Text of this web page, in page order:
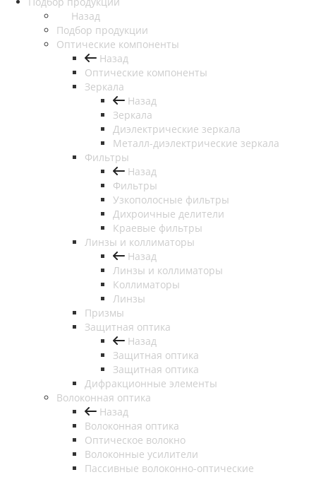
Назад
Подбор продукции
Оптические компоненты
Назад
Оптические компоненты
Зеркала
Назад
Зеркала
Диэлектрические зеркала
Металл-диэлектрические зеркала
Фильтры
Назад
Фильтры
Узкополосные фильтры
Дихроичные делители
Краевые фильтры
Линзы и коллиматоры
Назад
Линзы и коллиматоры
Коллиматоры
Линзы
Призмы
Защитная оптика
Назад
Защитная оптика
Защитная оптика
Дифракционные элементы
Волоконная оптика
Назад
Волоконная оптика
Оптическое волокно
Волоконные усилители
Пассивные волоконно-оптические